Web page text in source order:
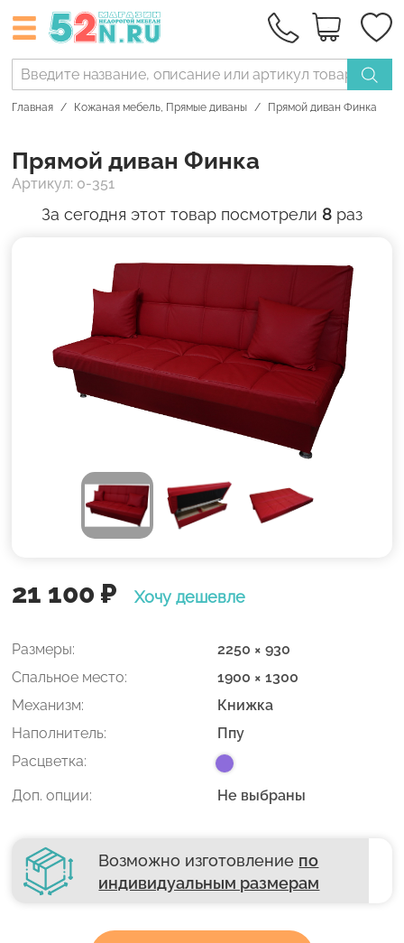
Главная Кожаная мебель, Прямые диваны Прямой диван Финка
Прямой диван Финка
Артикул: 0-351
За сегодня этот товар посмотрели 8раз
21 100 ₽ Хочу дешевле
Размеры:
2250 × 930
Спальное место:
1900 × 1300
Механизм:
Книжка
Наполнитель:
Ппу
Расцветка:
Доп. опции:
Не выбраны
Возможно изготовление по
индивидуальным размерам